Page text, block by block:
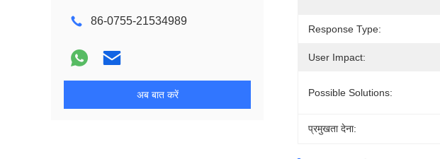
86-0755-21534989
अब बात करें
Response Type:
User Impact:
Possible Solutions:
प्रमुखता देना: